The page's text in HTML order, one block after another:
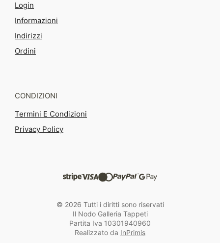
Login
Informazioni
Indirizzi
Ordini
CONDIZIONI
Termini E Condizioni
Privacy Policy
© 2026 Tutti i diritti sono riservati
Il Nodo Galleria Tappeti
Partita Iva 10301940960
Realizzato da InPrimis